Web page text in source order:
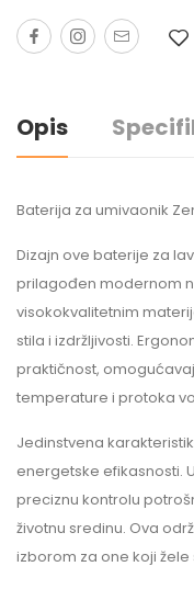
Opis
Baterija za umivaonik
Dizajn ove baterije za
prilagođen modernom
visokokvalitetnim
stila i izdržljivosti.
praktičnost,
temperature i protoka
Jedinstvena
energetske efikasnosti.
preciznu kontrolu
životnu sredinu. Ova
izborom za one koji